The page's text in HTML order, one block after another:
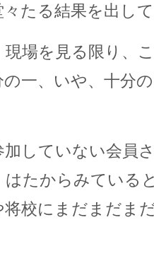
々たる結果を出し
場を見る限り、
の一、いや、十分
していない会員
たからみている
将校にまだまだま